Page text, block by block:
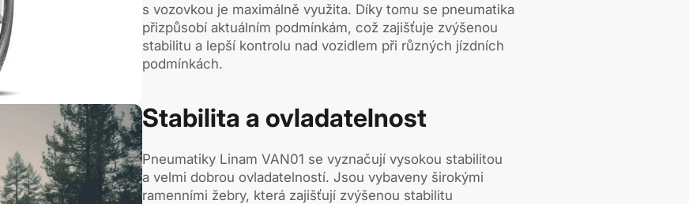
s vozovkou je maximálně využita. Díky tomu se pneumatika
přizpůsobí aktuálním podmínkám, což zajišťuje zvýšenou
stabilitu a lepší kontrolu nad vozidlem při různých jízdních
podmínkách.
Stabilita a ovladatelnost
Pneumatiky Linam VAN01 se vyznačují vysokou stabilitou
a velmi dobrou ovladatelností. Jsou vybaveny širokými
ramenními žebry, která zajišťují zvýšenou stabilitu